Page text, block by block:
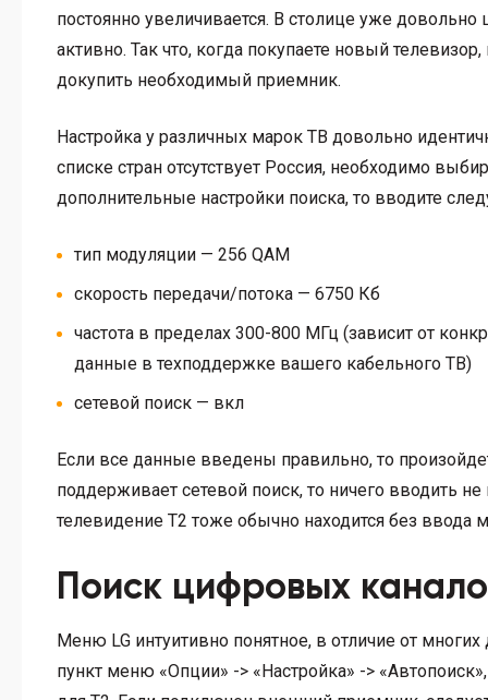
постоянно увеличивается. В столице уже
активно. Так что, когда покупаете новый
докупить необходимый приемник.
Настройка у различных марок ТВ довольно
списке стран отсутствует Россия, необходимо
дополнительные настройки поиска, то вводите
тип модуляции — 256 QAM
скорость передачи/потока — 6750 Кб
частота в пределах 300-800 МГц (зависит от
данные в техподдержке вашего кабельного ТВ)
сетевой поиск — вкл
Если все данные введены правильно, то
поддерживает сетевой поиск, то ничего вводить
телевидение T2 тоже обычно находится без ввода
Поиск цифровых
Меню LG интуитивно понятное, в отличие от
пункт меню «Опции» -> «Настройка» ->